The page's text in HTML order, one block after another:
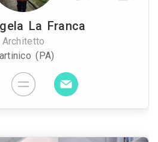
La Franca
Architetto
(PA)